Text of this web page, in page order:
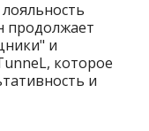
продолжает
и
которое
и